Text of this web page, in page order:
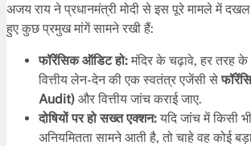
अजय राय ने प्रधानमंत्री मोदी से इस पूरे मामले में
हुए कुछ प्रमुख मांगें सामने रखी हैं:
फॉरेंसिक ऑडिट हो: मंदिर के चढ़ावे, हर तरह
वित्तीय लेन-देन की एक स्वतंत्र एजेंसी से
Audit) और वित्तीय जांच कराई जाए.
दोषियों पर हो सख्त एक्शन: यदि जांच में किसी
अनियमितता सामने आती है, तो चाहे वह कोई